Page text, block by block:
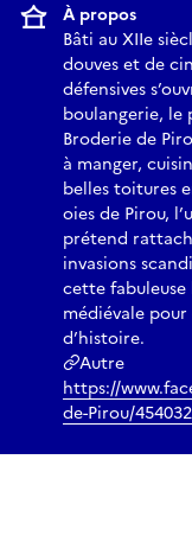
À propos
Bâti au XIIe
douves et de
défensives
boulangerie, le
Broderie de
à manger,
belles toitures
oies de Pirou,
prétend
invasions
cette fabuleuse
médiévale
d’histoire.
Autre
https://
de-Pirou/